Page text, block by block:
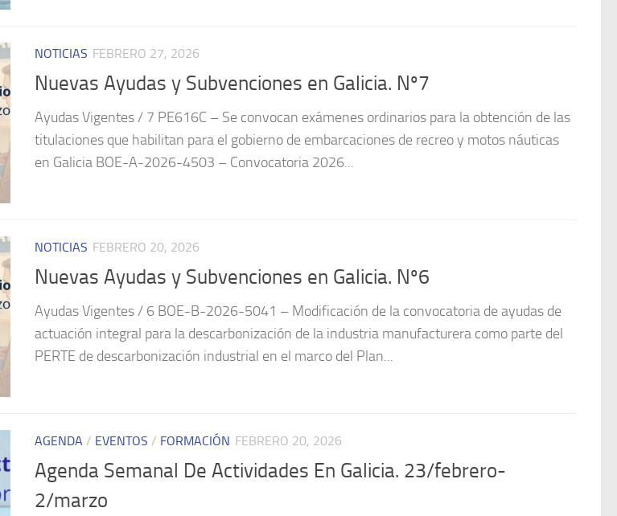
NOTICIAS FEBRERO 27, 2026
Nuevas Ayudas y Subvenciones en Galicia. Nº7
Ayudas Vigentes / 7 PE616C – Se convocan exámenes ordinarios para la obtención de las
titulaciones que habilitan para el gobierno de embarcaciones de recreo y motos náuticas
en Galicia BOE-A-2026-4503 – Convocatoria 2026...
NOTICIAS FEBRERO 20, 2026
Nuevas Ayudas y Subvenciones en Galicia. Nº6
Ayudas Vigentes / 6 BOE-B-2026-5041 – Modificación de la convocatoria de ayudas de
actuación integral para la descarbonización de la industria manufacturera como parte del
PERTE de descarbonización industrial en el marco del Plan...
AGENDA / EVENTOS / FORMACIÓN FEBRERO 20, 2026
Agenda Semanal De Actividades En Galicia. 23/febrero-
2/marzo